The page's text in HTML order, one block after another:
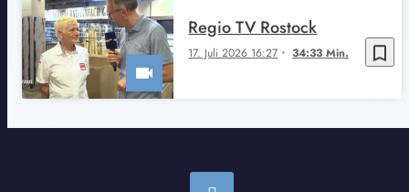
bookmark_border
17. Juli 2026 16:27 34:33 Min.
Regio TV Rostock